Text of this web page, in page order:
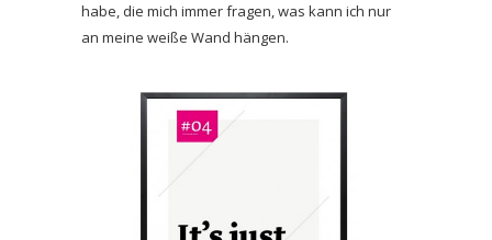
habe, die mich immer fragen, was kann ich nur
an meine weiße Wand hängen.